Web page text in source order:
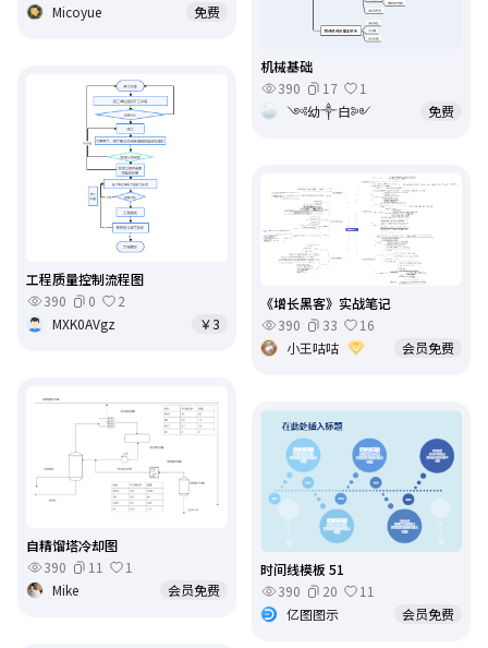
Micoyue
免费
机械基础
390
17
1
༺幼༒白༻
免费
工程质量控制流程图
390
0
2
MXK0AVgz
￥3
《增长黑客》实战笔记
390
33
16
小王咕咕
会员免费
自精馏塔冷却图
390
11
1
Mike
会员免费
时间线模板 51
390
20
11
亿图图示
会员免费